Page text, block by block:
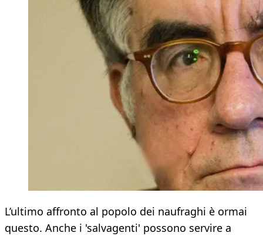
L’ultimo affronto al popolo dei naufraghi è ormai
questo. Anche i 'salvagenti' possono servire a